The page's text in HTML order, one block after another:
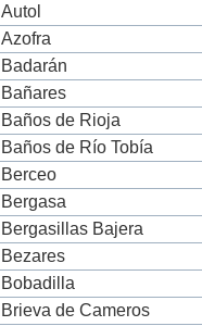
Autol
Azofra
Badarán
Bañares
Baños de Rioja
Baños de Río Tobía
Berceo
Bergasa
Bergasillas Bajera
Bezares
Bobadilla
Brieva de Cameros